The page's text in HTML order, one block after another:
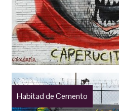
Habitad de Cemento